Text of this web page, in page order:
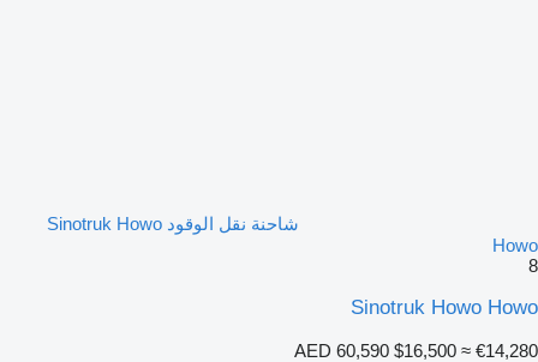
شاحنة نقل الوقود Sinotruk Howo
Howo
8
Sinotruk Howo Howo
AED 60,590 $16,500 ≈ €14,280